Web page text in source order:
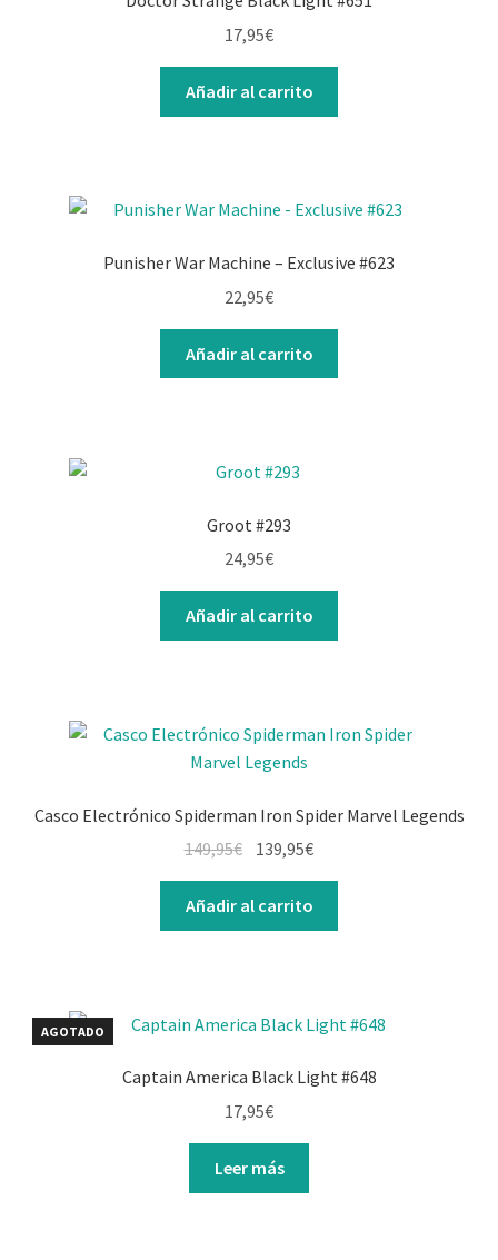
17,95€
Añadir al carrito
Punisher War Machine – Exclusive #623
22,95€
Añadir al carrito
Groot #293
24,95€
Añadir al carrito
Casco Electrónico Spiderman Iron Spider Marvel Legends
149,95€ 139,95€
Añadir al carrito
AGOTADO
Captain America Black Light #648
17,95€
Leer más